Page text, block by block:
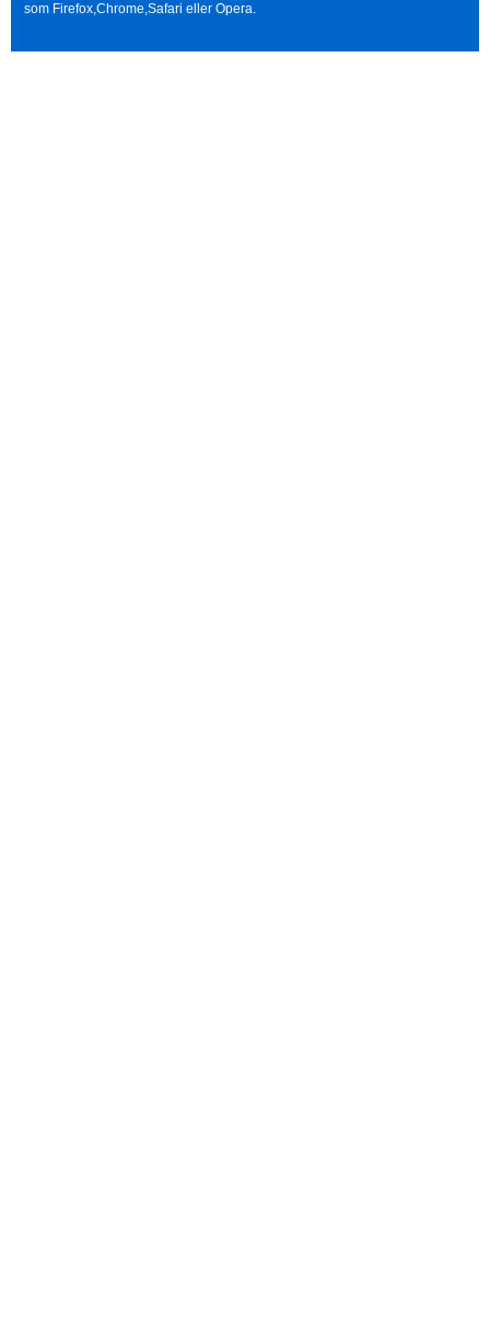
som Firefox,Chrome,Safari eller Opera.